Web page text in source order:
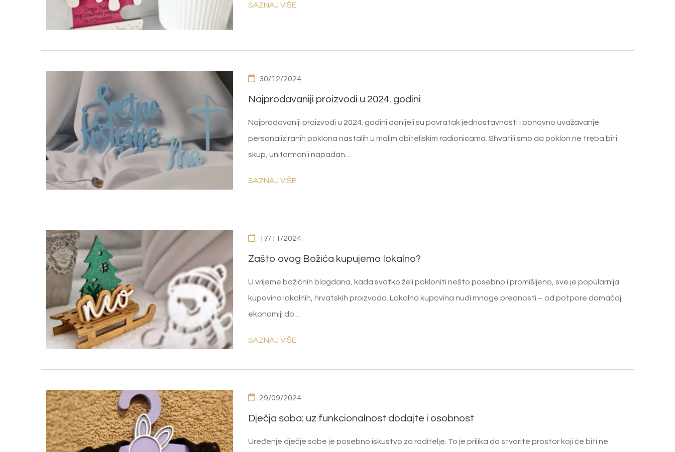
SAZNAJ VIŠE
30/12/2024
Najprodavaniji proizvodi u 2024. godini
Najprodavaniji proizvodi u 2024. godini donijeli su povratak jednostavnosti i ponovno uvažavanje
personaliziranih poklona nastalih u malim obiteljskim radionicama. Shvatili smo da poklon ne treba biti
skup, uniforman i napadan…
SAZNAJ VIŠE
17/11/2024
Zašto ovog Božića kupujemo lokalno?
U vrijeme božićnih blagdana, kada svatko želi pokloniti nešto posebno i promišljeno, sve je popularnija
kupovina lokalnih, hrvatskih proizvoda. Lokalna kupovina nudi mnoge prednosti – od potpore domaćoj
ekonomiji do…
SAZNAJ VIŠE
29/09/2024
Dječja soba: uz funkcionalnost dodajte i osobnost
Uređenje dječje sobe je posebno iskustvo za roditelje. To je prilika da stvorite prostor koji će biti ne